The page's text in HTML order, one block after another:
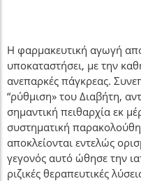
Η φαρμακευτική αγωγή
υποκαταστήσει, με την
ανεπαρκές πάγκρεας.
“ρύθμιση» του Διαβήτη,
σημαντική πειθαρχία εκ
συστηματική
αποκλείονται εντελώς
γεγονός αυτό ώθησε την
ριζικές θεραπευτικές